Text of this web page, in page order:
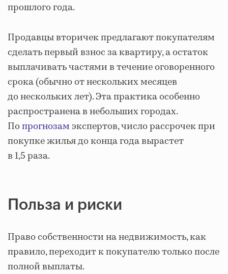
прошлого года.
Продавцы вторичек предлагают покупателям
сделать первый взнос за квартиру, а остаток
выплачивать частями в течение оговоренного
срока (обычно от нескольких месяцев
до нескольких лет). Эта практика особенно
распространена в небольших городах.
Попрогнозамэкспертов, число рассрочек при
покупке жилья до конца года вырастет
в 1,5 раза.
Польза и риски
Право собственности на недвижимость, как
правило, переходит к покупателю только после
полной выплаты.